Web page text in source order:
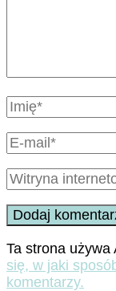
Ta strona używa
się, w jaki
komentarzy.